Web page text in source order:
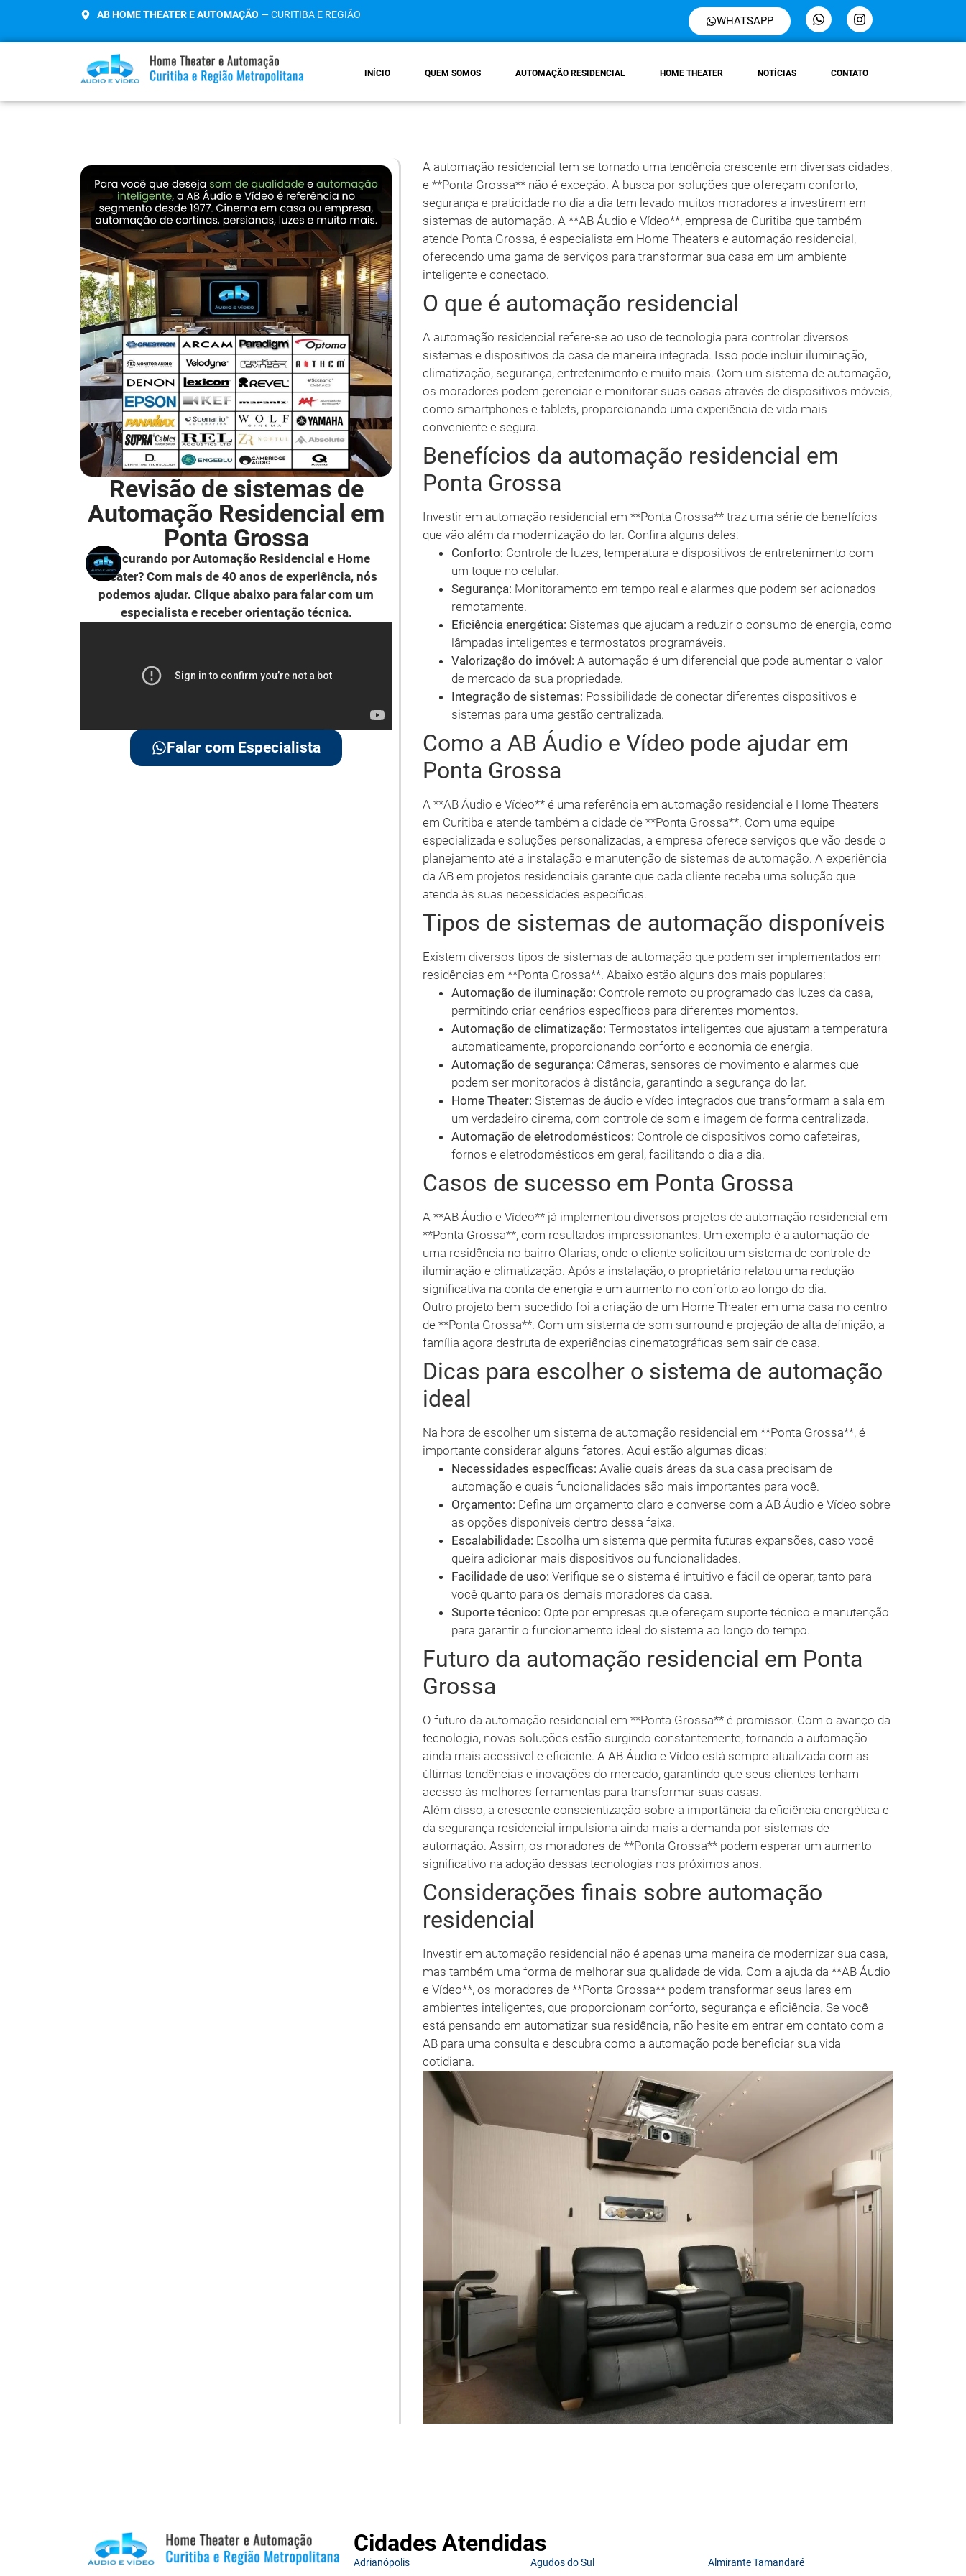
AB HOME THEATER E AUTOMAÇÃO — CURITIBA E REGIÃO WHATSAPP
INÍCIO QUEM SOMOS AUTOMAÇÃO RESIDENCIAL HOME THEATER NOTÍCIAS CONTATO
Revisão de sistemas de
Automação Residencial em
Ponta Grossa
Procurando por Automação Residencial e Home
Theater? Com mais de 40 anos de experiência, nós
podemos ajudar. Clique abaixo para falar com um
especialista e receber orientação técnica.
Falar com Especialista
A automação residencial tem se tornado uma tendência crescente em diversas cidades,
e **Ponta Grossa** não é exceção. A busca por soluções que ofereçam conforto,
segurança e praticidade no dia a dia tem levado muitos moradores a investirem em
sistemas de automação. A **AB Áudio e Vídeo**, empresa de Curitiba que também
atende Ponta Grossa, é especialista em Home Theaters e automação residencial,
oferecendo uma gama de serviços para transformar sua casa em um ambiente
inteligente e conectado.
O que é automação residencial
A automação residencial refere-se ao uso de tecnologia para controlar diversos
sistemas e dispositivos da casa de maneira integrada. Isso pode incluir iluminação,
climatização, segurança, entretenimento e muito mais. Com um sistema de automação,
os moradores podem gerenciar e monitorar suas casas através de dispositivos móveis,
como smartphones e tablets, proporcionando uma experiência de vida mais
conveniente e segura.
Benefícios da automação residencial em
Ponta Grossa
Investir em automação residencial em **Ponta Grossa** traz uma série de benefícios
que vão além da modernização do lar. Confira alguns deles:
Conforto: Controle de luzes, temperatura e dispositivos de entretenimento com
um toque no celular.
Segurança: Monitoramento em tempo real e alarmes que podem ser acionados
remotamente.
Eficiência energética: Sistemas que ajudam a reduzir o consumo de energia, como
lâmpadas inteligentes e termostatos programáveis.
Valorização do imóvel: A automação é um diferencial que pode aumentar o valor
de mercado da sua propriedade.
Integração de sistemas: Possibilidade de conectar diferentes dispositivos e
sistemas para uma gestão centralizada.
Como a AB Áudio e Vídeo pode ajudar em
Ponta Grossa
A **AB Áudio e Vídeo** é uma referência em automação residencial e Home Theaters
em Curitiba e atende também a cidade de **Ponta Grossa**. Com uma equipe
especializada e soluções personalizadas, a empresa oferece serviços que vão desde o
planejamento até a instalação e manutenção de sistemas de automação. A experiência
da AB em projetos residenciais garante que cada cliente receba uma solução que
atenda às suas necessidades específicas.
Tipos de sistemas de automação disponíveis
Existem diversos tipos de sistemas de automação que podem ser implementados em
residências em **Ponta Grossa**. Abaixo estão alguns dos mais populares:
Automação de iluminação: Controle remoto ou programado das luzes da casa,
permitindo criar cenários específicos para diferentes momentos.
Automação de climatização: Termostatos inteligentes que ajustam a temperatura
automaticamente, proporcionando conforto e economia de energia.
Automação de segurança: Câmeras, sensores de movimento e alarmes que
podem ser monitorados à distância, garantindo a segurança do lar.
Home Theater: Sistemas de áudio e vídeo integrados que transformam a sala em
um verdadeiro cinema, com controle de som e imagem de forma centralizada.
Automação de eletrodomésticos: Controle de dispositivos como cafeteiras,
fornos e eletrodomésticos em geral, facilitando o dia a dia.
Casos de sucesso em Ponta Grossa
A **AB Áudio e Vídeo** já implementou diversos projetos de automação residencial em
**Ponta Grossa**, com resultados impressionantes. Um exemplo é a automação de
uma residência no bairro Olarias, onde o cliente solicitou um sistema de controle de
iluminação e climatização. Após a instalação, o proprietário relatou uma redução
significativa na conta de energia e um aumento no conforto ao longo do dia.
Outro projeto bem-sucedido foi a criação de um Home Theater em uma casa no centro
de **Ponta Grossa**. Com um sistema de som surround e projeção de alta definição, a
família agora desfruta de experiências cinematográficas sem sair de casa.
Dicas para escolher o sistema de automação
ideal
Na hora de escolher um sistema de automação residencial em **Ponta Grossa**, é
importante considerar alguns fatores. Aqui estão algumas dicas:
Necessidades específicas: Avalie quais áreas da sua casa precisam de
automação e quais funcionalidades são mais importantes para você.
Orçamento: Defina um orçamento claro e converse com a AB Áudio e Vídeo sobre
as opções disponíveis dentro dessa faixa.
Escalabilidade: Escolha um sistema que permita futuras expansões, caso você
queira adicionar mais dispositivos ou funcionalidades.
Facilidade de uso: Verifique se o sistema é intuitivo e fácil de operar, tanto para
você quanto para os demais moradores da casa.
Suporte técnico: Opte por empresas que ofereçam suporte técnico e manutenção
para garantir o funcionamento ideal do sistema ao longo do tempo.
Futuro da automação residencial em Ponta
Grossa
O futuro da automação residencial em **Ponta Grossa** é promissor. Com o avanço da
tecnologia, novas soluções estão surgindo constantemente, tornando a automação
ainda mais acessível e eficiente. A AB Áudio e Vídeo está sempre atualizada com as
últimas tendências e inovações do mercado, garantindo que seus clientes tenham
acesso às melhores ferramentas para transformar suas casas.
Além disso, a crescente conscientização sobre a importância da eficiência energética e
da segurança residencial impulsiona ainda mais a demanda por sistemas de
automação. Assim, os moradores de **Ponta Grossa** podem esperar um aumento
significativo na adoção dessas tecnologias nos próximos anos.
Considerações finais sobre automação
residencial
Investir em automação residencial não é apenas uma maneira de modernizar sua casa,
mas também uma forma de melhorar sua qualidade de vida. Com a ajuda da **AB Áudio
e Vídeo**, os moradores de **Ponta Grossa** podem transformar seus lares em
ambientes inteligentes, que proporcionam conforto, segurança e eficiência. Se você
está pensando em automatizar sua residência, não hesite em entrar em contato com a
AB para uma consulta e descubra como a automação pode beneficiar sua vida
cotidiana.
Cidades Atendidas
Adrianópolis Agudos do Sul Almirante Tamandaré